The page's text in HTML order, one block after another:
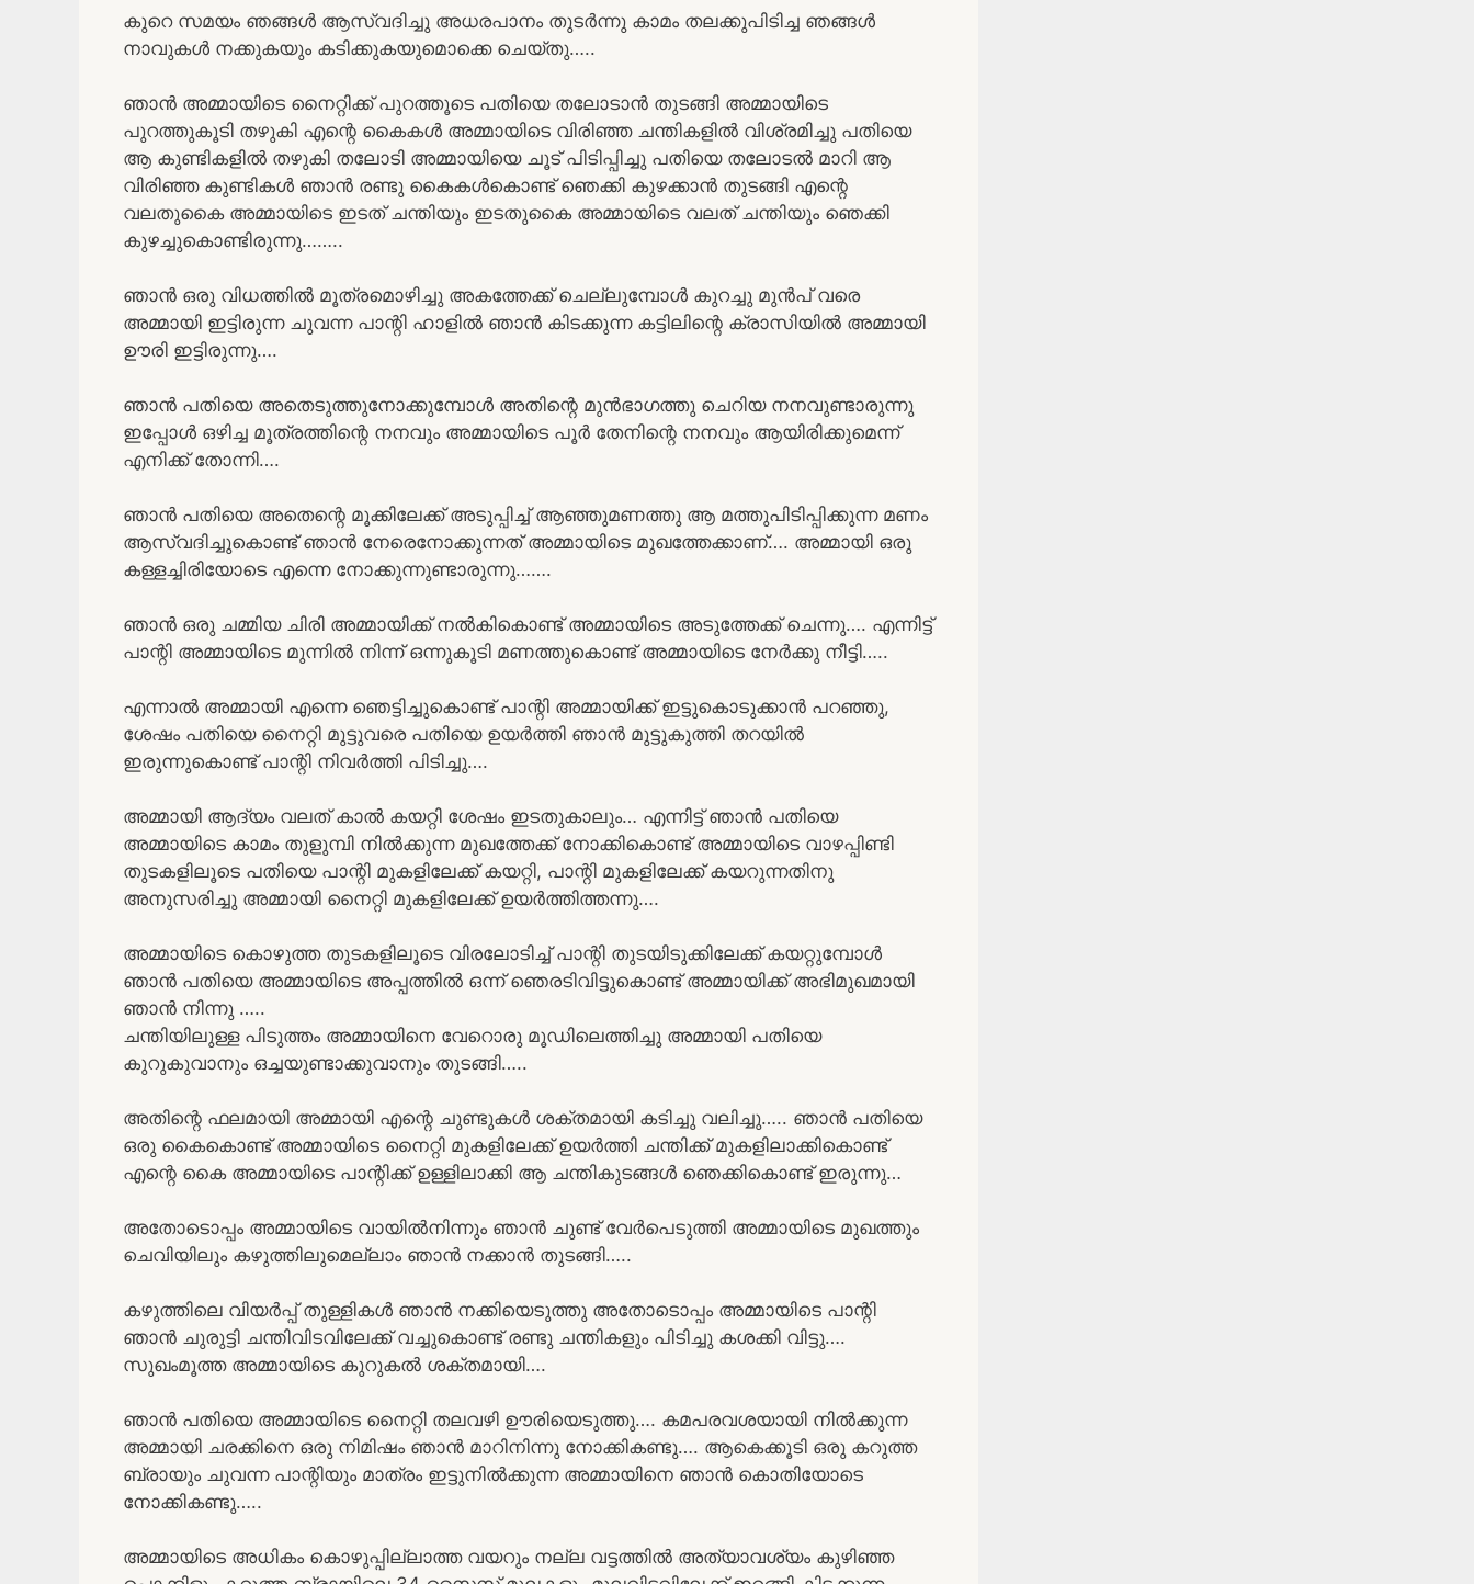
കുറെ സമയം ഞങ്ങൾ ആസ്വദിച്ചു അധരപാനം തുടർന്നു കാമം തലക്കുപിടിച്ച ഞങ്ങൾ
നാവുകൾ നക്കുകയും കടിക്കുകയുമൊക്കെ ചെയ്തു…..
ഞാൻ അമ്മായിടെ നൈറ്റിക്ക് പുറത്തൂടെ പതിയെ തലോടാൻ തുടങ്ങി അമ്മായിടെ
പുറത്തുകൂടി തഴുകി എന്റെ കൈകൾ അമ്മായിടെ വിരിഞ്ഞ ചന്തികളിൽ വിശ്രമിച്ചു പതിയെ
ആ കുണ്ടികളിൽ തഴുകി തലോടി അമ്മായിയെ ചൂട് പിടിപ്പിച്ചു പതിയെ തലോടൽ മാറി ആ
വിരിഞ്ഞ കുണ്ടികൾ ഞാൻ രണ്ടു കൈകൾകൊണ്ട് ഞെക്കി കുഴക്കാൻ തുടങ്ങി എന്റെ
വലതുകൈ അമ്മായിടെ ഇടത് ചന്തിയും ഇടതുകൈ അമ്മായിടെ വലത് ചന്തിയും ഞെക്കി
കുഴച്ചുകൊണ്ടിരുന്നു……..
ഞാൻ ഒരു വിധത്തിൽ മൂത്രമൊഴിച്ചു അകത്തേക്ക് ചെല്ലുമ്പോൾ കുറച്ചു മുൻപ് വരെ
അമ്മായി ഇട്ടിരുന്ന ചുവന്ന പാന്റി ഹാളിൽ ഞാൻ കിടക്കുന്ന കട്ടിലിന്റെ ക്രാസിയിൽ അമ്മായി
ഊരി ഇട്ടിരുന്നു….
ഞാൻ പതിയെ അതെടുത്തുനോക്കുമ്പോൾ അതിന്റെ മുൻഭാഗത്തു ചെറിയ നനവുണ്ടാരുന്നു
ഇപ്പോൾ ഒഴിച്ച മൂത്രത്തിന്റെ നനവും അമ്മായിടെ പൂർ തേനിന്റെ നനവും ആയിരിക്കുമെന്ന്
എനിക്ക് തോന്നി….
ഞാൻ പതിയെ അതെന്റെ മൂക്കിലേക്ക് അടുപ്പിച്ച് ആഞ്ഞുമണത്തു ആ മത്തുപിടിപ്പിക്കുന്ന മണം
ആസ്വദിച്ചുകൊണ്ട് ഞാൻ നേരെനോക്കുന്നത് അമ്മായിടെ മുഖത്തേക്കാണ്…. അമ്മായി ഒരു
കള്ളച്ചിരിയോടെ എന്നെ നോക്കുന്നുണ്ടാരുന്നു…….
ഞാൻ ഒരു ചമ്മിയ ചിരി അമ്മായിക്ക് നൽകികൊണ്ട് അമ്മായിടെ അടുത്തേക്ക് ചെന്നു…. എന്നിട്ട്
പാന്റി അമ്മായിടെ മുന്നിൽ നിന്ന് ഒന്നുകൂടി മണത്തുകൊണ്ട് അമ്മായിടെ നേർക്കു നീട്ടി…..
എന്നാൽ അമ്മായി എന്നെ ഞെട്ടിച്ചുകൊണ്ട് പാന്റി അമ്മായിക്ക് ഇട്ടുകൊടുക്കാൻ പറഞ്ഞു,
ശേഷം പതിയെ നൈറ്റി മുട്ടുവരെ പതിയെ ഉയർത്തി ഞാൻ മുട്ടുകുത്തി തറയിൽ
ഇരുന്നുകൊണ്ട് പാന്റി നിവർത്തി പിടിച്ചു….
അമ്മായി ആദ്യം വലത് കാൽ കയറ്റി ശേഷം ഇടതുകാലും… എന്നിട്ട് ഞാൻ പതിയെ
അമ്മായിടെ കാമം തുളുമ്പി നിൽക്കുന്ന മുഖത്തേക്ക് നോക്കികൊണ്ട് അമ്മായിടെ വാഴപ്പിണ്ടി
തുടകളിലൂടെ പതിയെ പാന്റി മുകളിലേക്ക് കയറ്റി, പാന്റി മുകളിലേക്ക് കയറുന്നതിനു
അനുസരിച്ചു അമ്മായി നൈറ്റി മുകളിലേക്ക് ഉയർത്തിത്തന്നു….
അമ്മായിടെ കൊഴുത്ത തുടകളിലൂടെ വിരലോടിച്ച് പാന്റി തുടയിടുക്കിലേക്ക് കയറ്റുമ്പോൾ
ഞാൻ പതിയെ അമ്മായിടെ അപ്പത്തിൽ ഒന്ന് ഞെരടിവിട്ടുകൊണ്ട് അമ്മായിക്ക് അഭിമുഖമായി
ഞാൻ നിന്നു …..
ചന്തിയിലുള്ള പിടുത്തം അമ്മായിനെ വേറൊരു മൂഡിലെത്തിച്ചു അമ്മായി പതിയെ
കുറുകുവാനും ഒച്ചയുണ്ടാക്കുവാനും തുടങ്ങി…..
അതിന്റെ ഫലമായി അമ്മായി എന്റെ ചുണ്ടുകൾ ശക്തമായി കടിച്ചു വലിച്ചു….. ഞാൻ പതിയെ
ഒരു കൈകൊണ്ട് അമ്മായിടെ നൈറ്റി മുകളിലേക്ക് ഉയർത്തി ചന്തിക്ക് മുകളിലാക്കികൊണ്ട്
എന്റെ കൈ അമ്മായിടെ പാന്റിക്ക് ഉള്ളിലാക്കി ആ ചന്തികുടങ്ങൾ ഞെക്കികൊണ്ട് ഇരുന്നു…
അതോടൊപ്പം അമ്മായിടെ വായിൽനിന്നും ഞാൻ ചുണ്ട് വേർപെടുത്തി അമ്മായിടെ മുഖത്തും
ചെവിയിലും കഴുത്തിലുമെല്ലാം ഞാൻ നക്കാൻ തുടങ്ങി…..
കഴുത്തിലെ വിയർപ്പ് തുള്ളികൾ ഞാൻ നക്കിയെടുത്തു അതോടൊപ്പം അമ്മായിടെ പാന്റി
ഞാൻ ചുരുട്ടി ചന്തിവിടവിലേക്ക് വച്ചുകൊണ്ട് രണ്ടു ചന്തികളും പിടിച്ചു കശക്കി വിട്ടു….
സുഖംമൂത്ത അമ്മായിടെ കുറുകൽ ശക്തമായി….
ഞാൻ പതിയെ അമ്മായിടെ നൈറ്റി തലവഴി ഊരിയെടുത്തു…. കമപരവശയായി നിൽക്കുന്ന
അമ്മായി ചരക്കിനെ ഒരു നിമിഷം ഞാൻ മാറിനിന്നു നോക്കികണ്ടു…. ആകെക്കൂടി ഒരു കറുത്ത
ബ്രായും ചുവന്ന പാന്റിയും മാത്രം ഇട്ടുനിൽക്കുന്ന അമ്മായിനെ ഞാൻ കൊതിയോടെ
നോക്കികണ്ടു…..
അമ്മായിടെ അധികം കൊഴുപ്പില്ലാത്ത വയറും നല്ല വട്ടത്തിൽ അത്യാവശ്യം കുഴിഞ്ഞ